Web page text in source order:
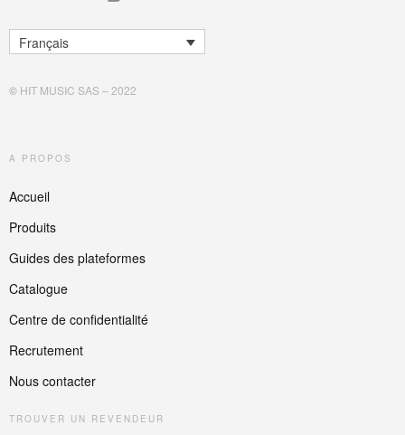
Français
© HIT MUSIC SAS – 2022
A PROPOS
Accueil
Produits
Guides des plateformes
Catalogue
Centre de confidentialité
Recrutement
Nous contacter
TROUVER UN REVENDEUR